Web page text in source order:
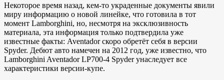
Некоторое время назад, кем-то украденные документы явили
миру информацию о новой линейке, что готовила в тот
момент Lamborghini, но, несмотря на эксклюзивность
материала, эта информация только подтвердила уже
известные факты: Aventador скоро обретёт себя в версии
Spyder. Дебют авто намечен на 2012 год, уже известно, что
Lamborghini Aventador LP700-4 Spyder унаследует все
характеристики версии-купе.